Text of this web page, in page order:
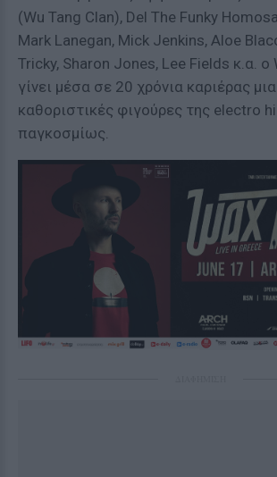
(Wu Tang Clan), Del The Funky
Mark Lanegan, Mick Jenkins, Aloe
Tricky, Sharon Jones, Lee Fields κ.α. ο
γίνει μέσα σε 20 χρόνια καριέρας
καθοριστικές φιγούρες της electro
παγκοσμίως.